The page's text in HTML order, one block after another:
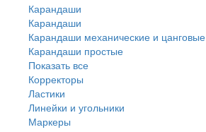
Карандаши
Карандаши
Карандаши механические и цанговые
Карандаши простые
Показать все
Корректоры
Ластики
Линейки и угольники
Маркеры